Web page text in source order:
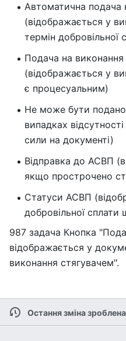
Автоматична подача
(відображається у
термін добровільної
Подача на виконання
(відображається у
є процесуальним)
Не може бути
випадках
сили на документі)
Відправка до АСВП
якщо прострочено
Статуси АСВП
добровільної
987 задача Кнопка
відображається у
виконання стягувачем".
Остання зміна